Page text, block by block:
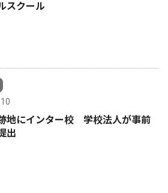
スクール
地にインター校 学校法人が事前
出